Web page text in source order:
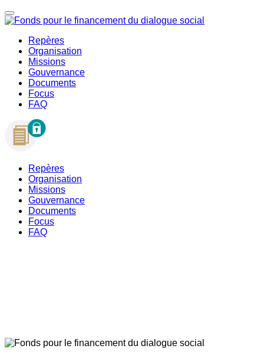
Repères
Organisation
Missions
Gouvernance
Documents
Focus
FAQ
Repères
Organisation
Missions
Gouvernance
Documents
Focus
FAQ